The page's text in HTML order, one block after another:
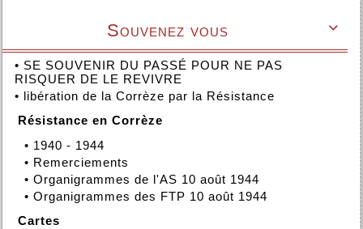

Souvenez vous
• SE SOUVENIR DU PASSÉ POUR NE PAS
RISQUER DE LE REVIVRE
• libération de la Corrèze par la Résistance
Résistance en Corrèze
• 1940 - 1944
• Remerciements
• Organigrammes de l'AS 10 août 1944
• Organigrammes des FTP 10 août 1944
Cartes